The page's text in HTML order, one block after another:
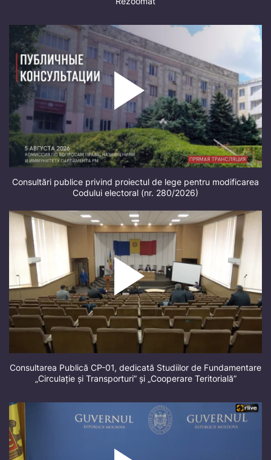
Consultări publice privind proiectul de lege pentru modificarea
Codului electoral (nr. 280/2026)
Consultarea Publică CP-01, dedicată Studiilor de Fundamentare
„Circulație și Transporturi” și „Cooperare Teritorială”